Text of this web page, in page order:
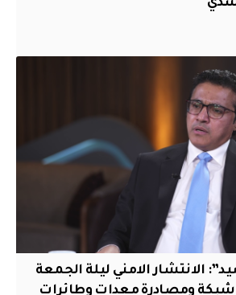
الانتشار الامني ليلة الجمعة
شبكة ومصادرة معدات وطائرات